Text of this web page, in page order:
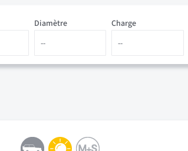
Diamètre Charge